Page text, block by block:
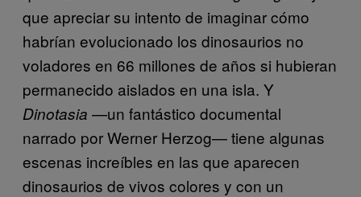
que apreciar su intento de imaginar cómo
habrían evolucionado los dinosaurios no
voladores en 66 millones de años si hubieran
permanecido aislados en una isla. Y
Dinotasia —un fantástico documental
narrado por Werner Herzog— tiene algunas
escenas increíbles en las que aparecen
dinosaurios de vivos colores y con un